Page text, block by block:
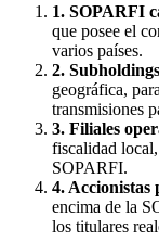
1. SOPARFI
que posee el
varios países.
2.
geográfica,
transmisiones
3. Filiales
fiscalidad
SOPARFI.
4. Accionistas
encima de la
los titulares